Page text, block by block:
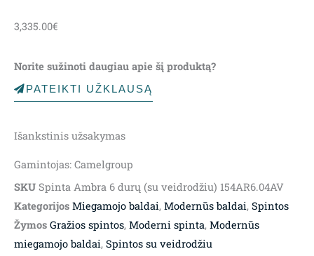
3,335.00€
Norite sužinoti daugiau apie šį produktą?
PATEIKTI UŽKLAUSĄ
Išankstinis užsakymas
Gamintojas: Camelgroup
SKU Spinta Ambra 6 durų (su veidrodžiu) 154AR6.04AV
Kategorijos Miegamojo baldai, Modernūs baldai, Spintos
Žymos Gražios spintos, Moderni spinta, Modernūs
miegamojo baldai, Spintos su veidrodžiu